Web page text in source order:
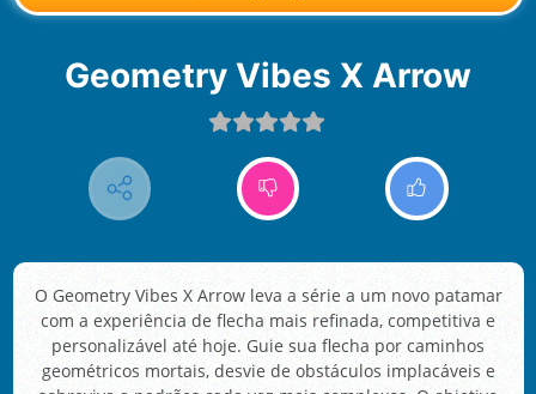
Geometry Vibes X Arrow
O Geometry Vibes X Arrow leva a série a um novo patamar
com a experiência de flecha mais refinada, competitiva e
personalizável até hoje. Guie sua flecha por caminhos
geométricos mortais, desvie de obstáculos implacáveis e